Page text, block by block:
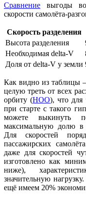
Сравнение выгоды
скорости самолёта-
Скорость разделения
Высота разделения
Необходимая delta-V
Доля от delta-V у земли
Как видно из таблицы
целую треть от всех
орбиту (НОО), что для
при старте с такого
можете выкинуть
максимальную долю в
Для скоростей
пассажирских
даже для
изготовлено как
ниже),
значительную
ещё имеем 20%